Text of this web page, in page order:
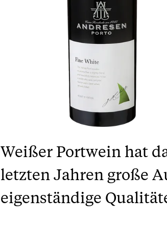
Weißer Portwein hat
letzten Jahren große
eigenständige